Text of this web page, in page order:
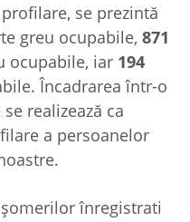
se prezintă
greu ocupabile, 871
ocupabile, iar 194
Încadrarea într-o
realizează ca
a persoanelor
înregistrati